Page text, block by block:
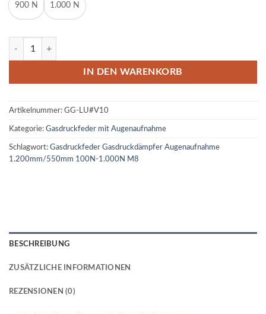
900 N 1.000 N
Gasdruckfeder Gasdruckdämpfer Augenaufnahme 1.200mm/550mm
IN DEN WARENKORB
Artikelnummer: GG-LU#V10
Kategorie: Gasdruckfeder mit Augenaufnahme
Schlagwort: Gasdruckfeder Gasdruckdämpfer Augenaufnahme
1.200mm/550mm 100N-1.000N M8
BESCHREIBUNG
ZUSÄTZLICHE INFORMATIONEN
REZENSIONEN (0)